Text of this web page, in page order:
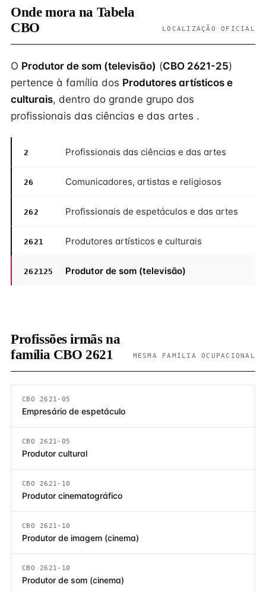
Onde mora na Tabela
CBO
LOCALIZAÇÃO OFICIAL
O Produtor de som (televisão) (CBO 2621-25)
pertence à família dos Produtores artísticos e
culturais, dentro do grande grupo dos
profissionais das ciências e das artes .
2 Profissionais das ciências e das artes
26 Comunicadores, artistas e religiosos
262 Profissionais de espetáculos e das artes
2621 Produtores artísticos e culturais
262125 Produtor de som (televisão)
Profissões irmãs na
família CBO 2621
MESMA FAMÍLIA OCUPACIONAL
CBO 2621-05
Empresário de espetáculo
CBO 2621-05
Produtor cultural
CBO 2621-10
Produtor cinematográfico
CBO 2621-10
Produtor de imagem (cinema)
CBO 2621-10
Produtor de som (cinema)